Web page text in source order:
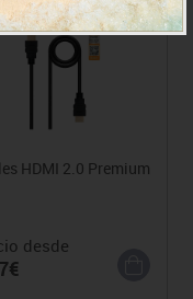
HDMI 2.0 Premium
desde